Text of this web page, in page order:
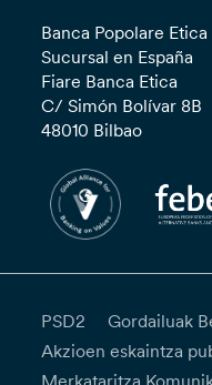
Banca Popolare Etica
Sucursal en España
Fiare Banca Etica
C/ Simón Bolívar 8B
48010 Bilbao
PSD2
Gordailuak
Akzioen eskaintza